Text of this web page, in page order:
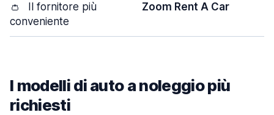
👛
Il fornitore più
conveniente
Zoom Rent A Car
I modelli di auto a noleggio più
richiesti